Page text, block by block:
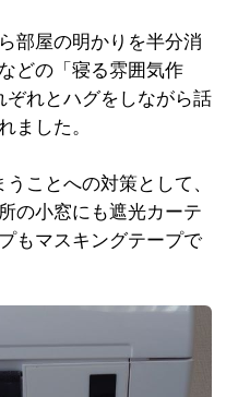
部屋の明かりを半分消
どの「寝る雰囲気作
ぞれとハグをしながら話
ました。
ことへの対策として、
の小窓にも遮光カーテ
もマスキングテープで